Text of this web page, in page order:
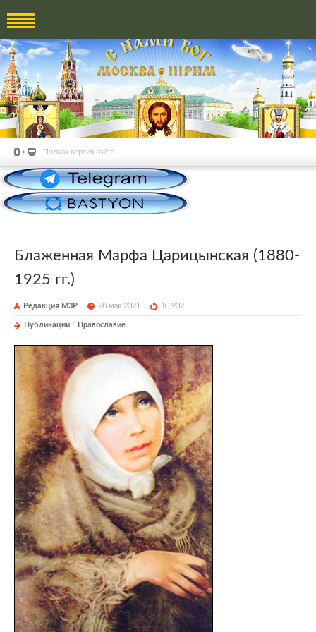
Полная версия сайта
Блаженная Марфа Царицынская (1880-
1925 гг.)
Редакция М3Р 28 мая 2021 10 902
Публикации / Православие